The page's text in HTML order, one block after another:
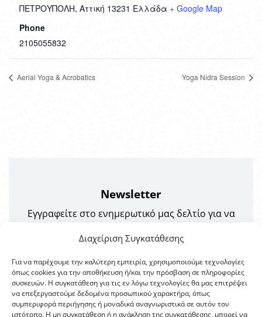
Διαχείριση Συγκατάθεσης
Για να παρέχουμε την καλύτερη εμπειρία, χρησιμοποιούμε τεχνολογίες
όπως cookies για την αποθήκευση ή/και την πρόσβαση σε πληροφορίες
συσκευών. Η συγκατάθεση για τις εν λόγω τεχνολογίες θα μας επιτρέψει
να επεξεργαστούμε δεδομένα προσωπικού χαρακτήρα, όπως
συμπεριφορά περιήγησης ή μοναδικά αναγνωριστικά σε αυτόν τον
ιστότοπο. Η μη συγκατάθεση ή η ανάκληση της συγκατάθεσης, μπορεί να
ΠΕΤΡΟΥΠΟΛΗ, Αττική 13231 Ελλάδα + Google Map
Phone
2105055832
Aerial Yoga & Acrobatics Yoga Nidra Session
Newsletter
Εγγραφείτε στο ενημερωτικό μας δελτίο για να